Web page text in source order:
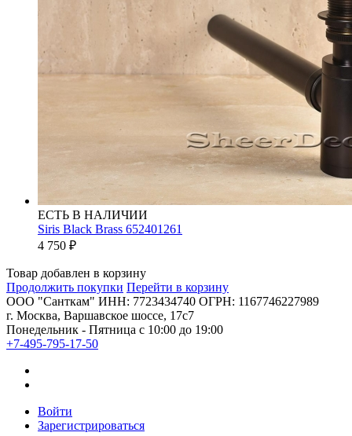
ЕСТЬ В НАЛИЧИИ
Siris Black Brass 652401261
4 750 ₽
Товар добавлен в корзину
Продолжить покупки Перейти в корзину
ООО "Санткам" ИНН: 7723434740 ОГРН: 1167746227989
г. Москва, Варшавское шоссе, 17с7
Понедельник - Пятница с 10:00 до 19:00
+7-495-795-17-50
Войти
Зарегистрироваться